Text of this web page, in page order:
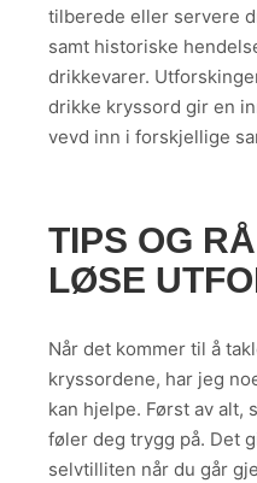
tilberede eller servere
samt historiske
drikkevarer.
drikke kryssord gir en
vevd inn i forskjellige
TIPS OG
LØSE
Når det kommer til å
kryssordene, har jeg
kan hjelpe. Først av alt,
føler deg trygg på. Det
selvtilliten når du går